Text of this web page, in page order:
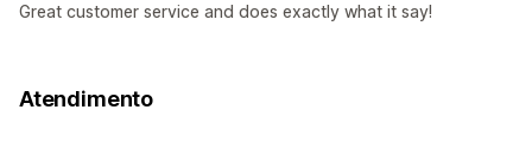
Great customer service and does exactly what it say!
Atendimento